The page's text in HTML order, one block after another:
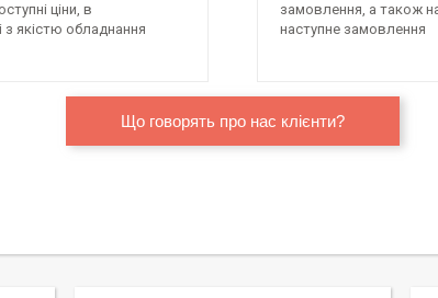
ціни, в
з якістю обладнання
замовлення, а також
наступне замовлення
Що говорять про нас клієнти?